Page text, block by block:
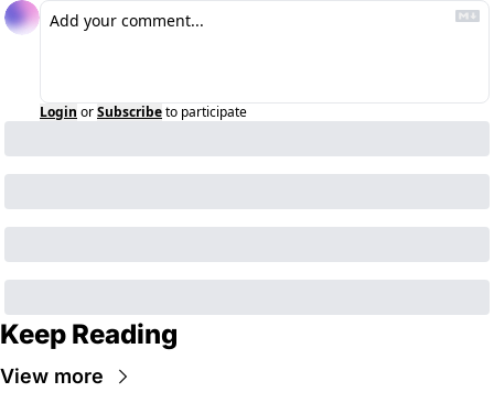
Login orSubscribeto participate
Keep Reading
View more